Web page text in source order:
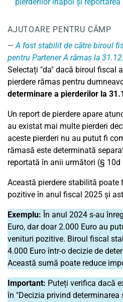
AJUTOARE PENTRU CÂMP
A fost stabilit de către biroul
pentru Partener A rămas la
Selectați "da" dacă biroul fiscal
pierdere rămas pentru
determinare a pierderilor la
Un report de pierdere apare
au existat mai multe pierderi
aceste pierderi nu au putut fi
rămasă este determinată
reportată în anii următori (§ 10d
Această pierdere stabilită
pozitive în anul fiscal 2025 și
Exemplu: În anul 2024 s-au
Euro, dar doar 2.000 Euro au
venituri pozitive. Biroul fiscal
4.000 Euro într-o decizie de
Această sumă poate reduce
Important: Puteți verifica dacă
în "Decizia privind determinarea